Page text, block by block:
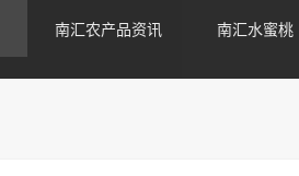
南汇农产品资讯 南汇水蜜桃